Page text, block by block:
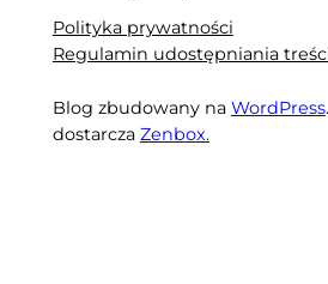
Polityka prywatności
Regulamin udostępniania
Blog zbudowany na WordPress
dostarcza Zenbox.